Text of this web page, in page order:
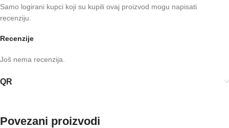
Recenzije
Još nema recenzija.
Samo logirani kupci koji su kupili ovaj proizvod mogu napisati
recenziju.
QR
Povezani proizvodi